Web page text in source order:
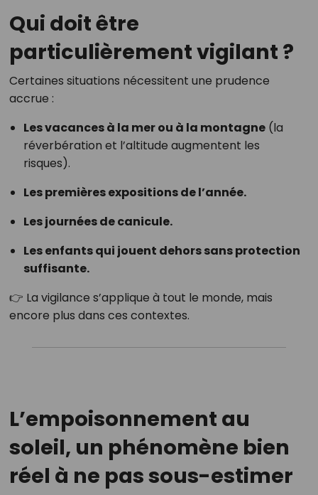
Qui doit être
particulièrement vigilant ?
Certaines situations nécessitent une prudence
accrue :
Les vacances à la mer ou à la montagne(la
réverbération et l’altitude augmentent les
risques).
Les premières expositions de l’année.
Les journées de canicule.
Les enfants qui jouent dehors sans protection
suffisante.
👉 La vigilance s’applique à tout le monde, mais
encore plus dans ces contextes.
L’empoisonnement au
soleil, un phénomène bien
réel à ne pas sous-estimer